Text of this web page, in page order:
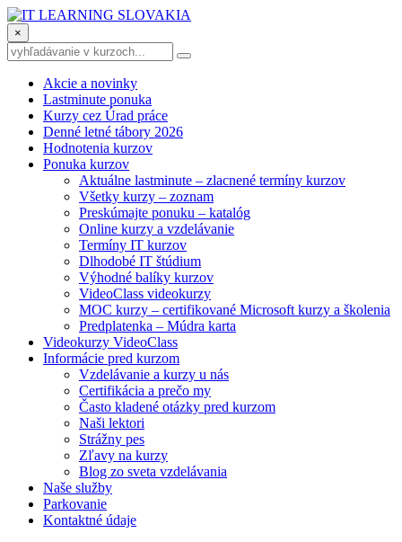
×
Akcie a novinky
Lastminute ponuka
Kurzy cez Úrad práce
Denné letné tábory 2026
Hodnotenia kurzov
Ponuka kurzov
Aktuálne lastminute – zlacnené termíny kurzov
Všetky kurzy – zoznam
Preskúmajte ponuku – katalóg
Online kurzy a vzdelávanie
Termíny IT kurzov
Dlhodobé IT štúdium
Výhodné balíky kurzov
VideoClass videokurzy
MOC kurzy – certifikované Microsoft kurzy a školenia
Predplatenka – Múdra karta
Videokurzy VideoClass
Informácie pred kurzom
Vzdelávanie a kurzy u nás
Certifikácia a prečo my
Často kladené otázky pred kurzom
Naši lektori
Strážny pes
Zľavy na kurzy
Blog zo sveta vzdelávania
Naše služby
Parkovanie
Kontaktné údaje